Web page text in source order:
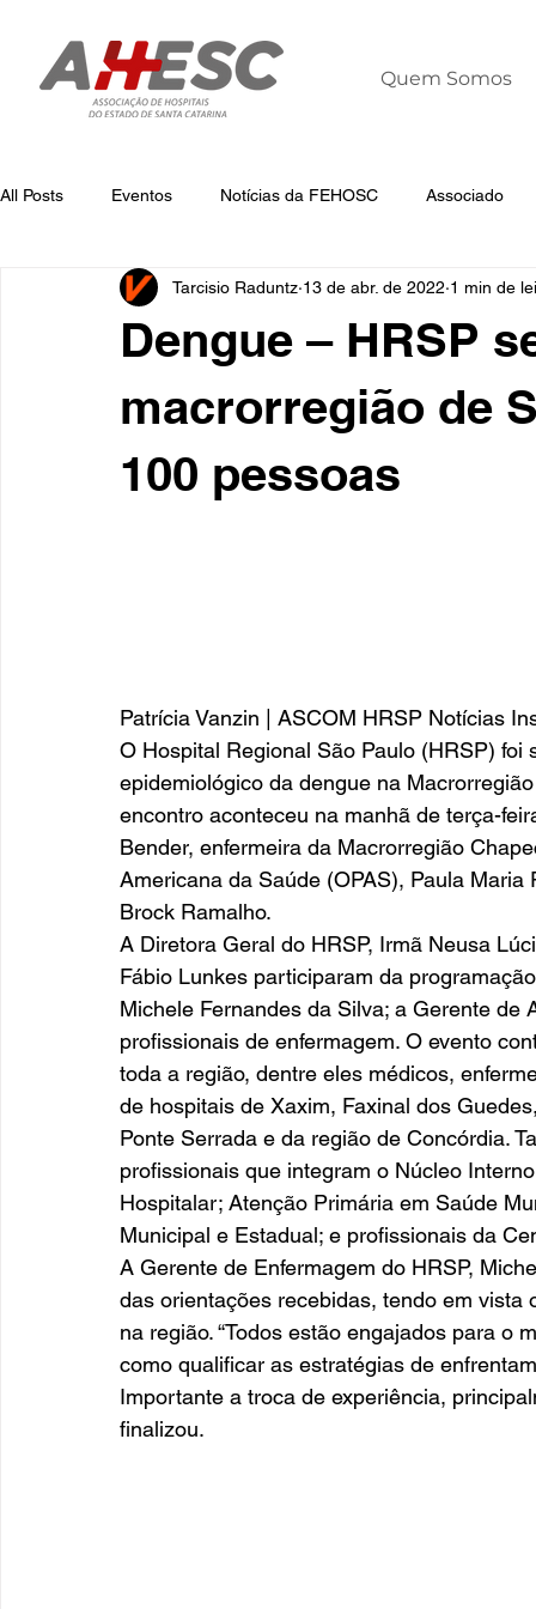
Quem Somos
All Posts Eventos Notícias da FEHOSC Associado
Notícias da AHESC Liderança Dia
Dengue – HRSP
macrorregião de
100 pessoas
Tarcisio Raduntz 13 de abr. de 2022 1 min de
Patrícia Vanzin | ASCOM HRSP Notícias
O Hospital Regional São Paulo (HRSP)
epidemiológico da dengue na
encontro aconteceu na manhã de terça-
Bender, enfermeira da Macrorregião
Americana da Saúde (OPAS), Paula
Brock Ramalho.
A Diretora Geral do HRSP, Irmã Neusa
Fábio Lunkes participaram da
Michele Fernandes da Silva; a Gerente
profissionais de enfermagem. O evento
toda a região, dentre eles médicos,
de hospitais de Xaxim, Faxinal dos
Ponte Serrada e da região de Concórdia.
profissionais que integram o Núcleo
Hospitalar; Atenção Primária em Saúde
Municipal e Estadual; e profissionais da
A Gerente de Enfermagem do HRSP,
das orientações recebidas, tendo em
na região. “Todos estão engajados para o
como qualificar as estratégias de
Importante a troca de experiência,
finalizou.